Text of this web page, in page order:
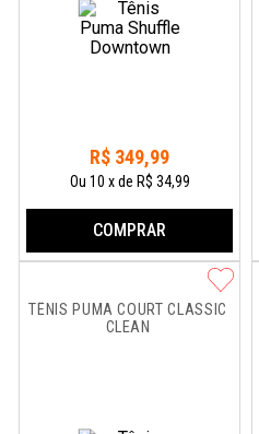
R$ 349,99
Ou 10 xde R$ 34,99
COMPRAR
TÊNIS PUMA COURT CLASSIC
CLEAN